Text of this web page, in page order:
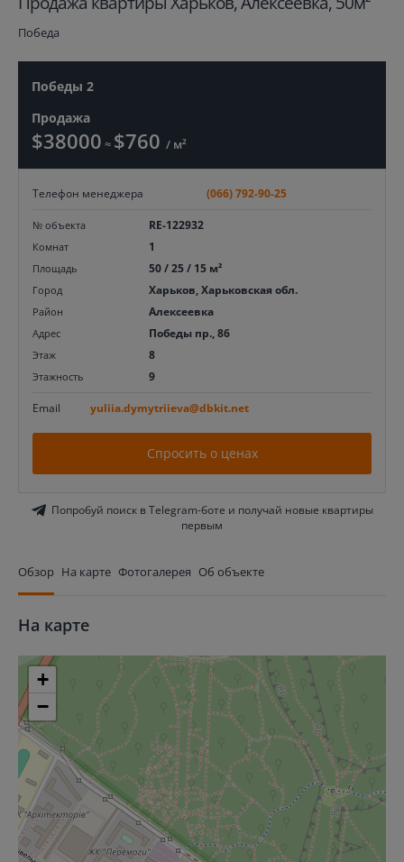
Победа
Победы 2
Продажа
$38000 ≈ $760 / м²
Телефон менеджера (066) 792-90-25
№ объекта RE-122932
Комнат 1
Площадь 50 / 25 / 15 м²
Город Харьков, Харьковская обл.
Район Алексеевка
Адрес Победы пр., 86
Этаж 8
Этажность 9
Email yuliia.dymytriieva@dbkit.net
Спросить о ценах
Попробуй поиск в Telegram-боте и получай новые квартиры
первым
Обзор На карте Фотогалерея Об объекте
На карте
+
−